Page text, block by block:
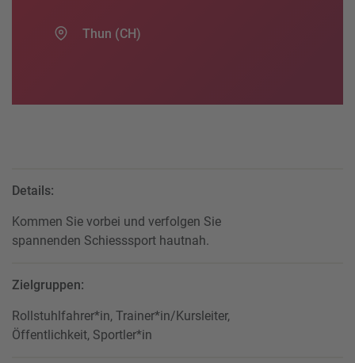
Thun (CH)
Details:
Kommen Sie vorbei und verfolgen Sie
spannenden Schiesssport hautnah.
Zielgruppen:
Rollstuhlfahrer*in, Trainer*in/Kursleiter,
Öffentlichkeit, Sportler*in